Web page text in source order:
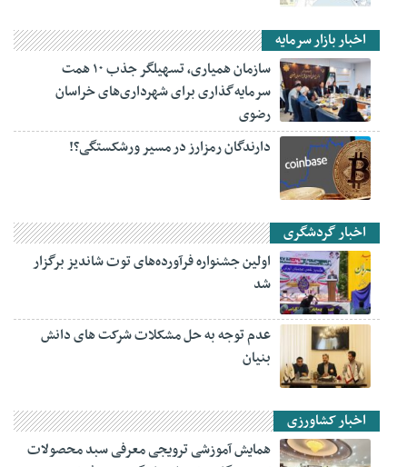
اخبار بازار سرمایه
سازمان همیاری، تسهیلگر جذب ۱۰ همت
سرمایه‌گذاری برای شهرداری‌های خراسان
رضوی
دارندگان رمزارز در مسیر ورشکستگی؟!
اخبار گردشگری
اولین جشنواره فرآورده‌های توت شاندیز برگزار
شد
عدم توجه به حل مشکلات شرکت های دانش
بنیان
اخبار کشاورزی
همایش آموزشی ترویجی معرفی سبد محصولات